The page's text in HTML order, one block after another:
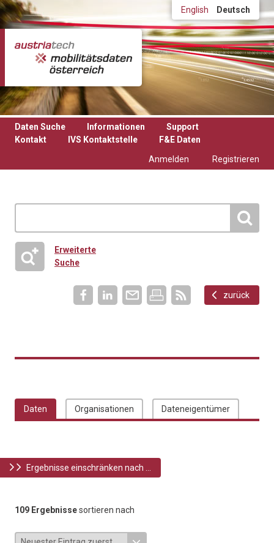
Direkt zum Inhalt English Deutsch
Daten Suche Informationen
Support
Kontakt
IVS Kontaktstelle
F&E Daten
Anmelden
Registrieren
Erweiterte
Suche
zurück
Daten Organisationen Dateneigentümer
Ergebnisse einschränken nach ...
109 Ergebnissesortieren nach